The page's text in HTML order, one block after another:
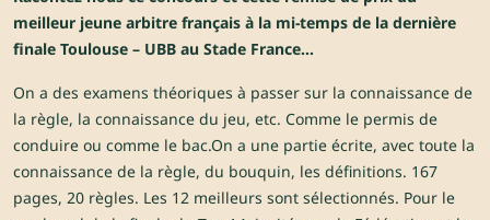
meilleur jeune arbitre français à la mi-temps de la dernière
finale Toulouse – UBB au Stade France…
On a des examens théoriques à passer sur la connaissance de
la règle, la connaissance du jeu, etc. Comme le permis de
conduire ou comme le bac.On a une partie écrite, avec toute la
connaissance de la règle, du bouquin, les définitions. 167
pages, 20 règles. Les 12 meilleurs sont sélectionnés. Pour le